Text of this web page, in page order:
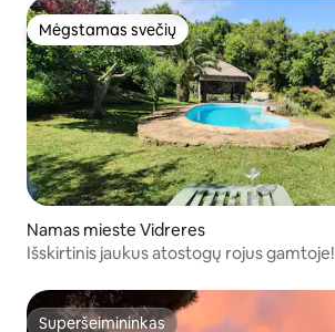
Mėgstamas svečių
Mėgstamas svečių
Namas mieste Vidreres
Išskirtinis jaukus atostogų rojus gamtoje!
Superšeimininkas